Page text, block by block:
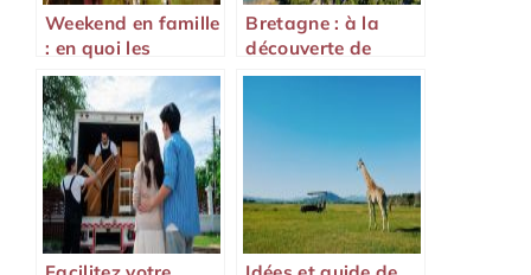
Weekend en famille
: en quoi les
résidences
vacances sont-
elles intéressantes
aujourd’hui ?
Bretagne : à la
découverte de
paysages